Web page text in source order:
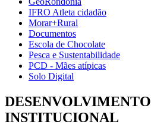
IFRO Atleta cidadão
Morar+Rural
Documentos
Escola de Chocolate
Pesca e Sustentabilidade
PCD - Mães atípicas
Solo Digital
DESENVOLVIMENTO
INSTITUCIONAL